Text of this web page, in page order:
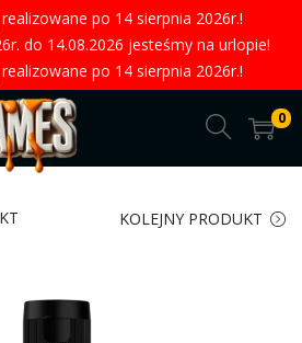
po 14 sierpnia 2026r.!
do 14.08.2026 jesteśmy na urlopie!
po 14 sierpnia 2026r.!
0
KOLEJNY PRODUKT